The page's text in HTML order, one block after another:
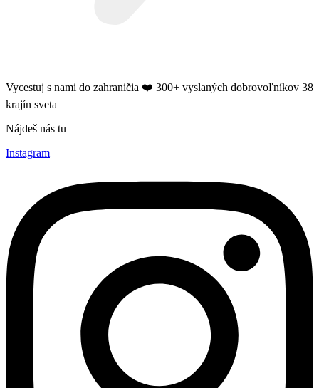
Vycestuj s nami do zahraničia ❤️​ 300+ vyslaných dobrovoľníkov 38
krajín sveta
Nájdeš nás tu
Instagram